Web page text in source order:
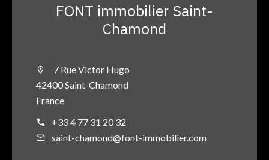
FONT immobilier Saint-
Chamond
7 Rue Victor Hugo
42400 Saint-Chamond
France
+33 4 77 31 20 32
saint-chamond@font-immobilier.com